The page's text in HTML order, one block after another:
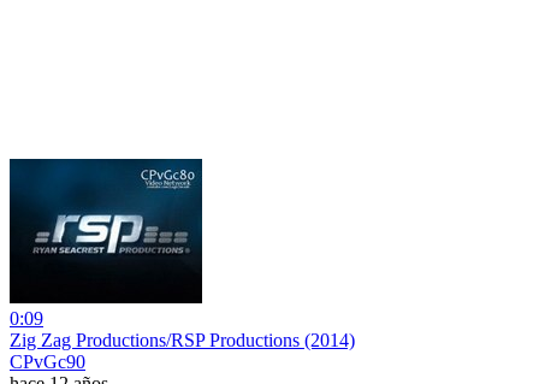
0:09
Zig Zag Productions/RSP Productions (2014)
CPvGc90